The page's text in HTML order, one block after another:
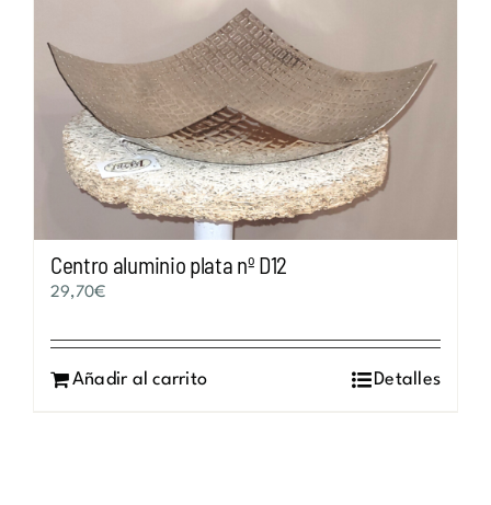
Centro aluminio plata nº D12
29,70€
Añadir al carrito Detalles